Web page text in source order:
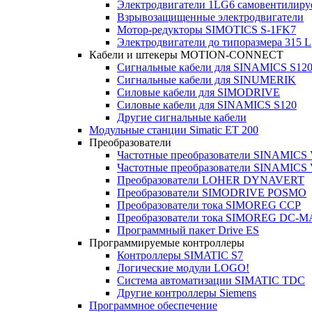
Электродвигатели 1LG6
Взрывозащищенные электродвигатели
Мотор-редукторы SIMOTICS S-1FK7
Электродвигатели до типоразмера 315 L
Кабели и штекеры MOTION-CONNECT
Сигнальные кабели для SINAMICS S120
Сигнальные кабели для SINUMERIK
Силовые кабели для SIMODRIVE
Силовые кабели для SINAMICS S120
Другие сигнальные кабели
Модульные станции Simatic ET 200
Преобразователи
Частотные преобразователи SINAMICS
Частотные преобразователи SINAMICS
Преобразователи LOHER DYNAVERT
Преобразователи SIMODRIVE POSMO
Преобразователи тока SIMOREG CCP
Преобразователи тока SIMOREG DC-
Программный пакет Drive ES
Программируемые контроллеры
Контроллеры SIMATIC S7
Логические модули LOGO!
Система автоматизации SIMATIC TDC
Другие контроллеры Siemens
Программное обеспечение